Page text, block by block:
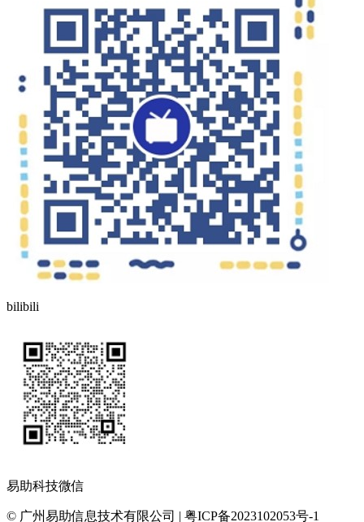
bilibili
易助科技微信
© 广州易助信息技术有限公司 | 粤ICP备2023102053号-1